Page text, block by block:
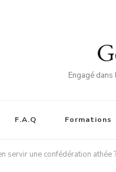
Engagé
F.A.Q Formations
servir une confédération athée ?